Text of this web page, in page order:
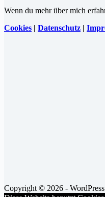
Wenn du mehr über mich
Cookies | Datenschutz |
Copyright © 2026 -